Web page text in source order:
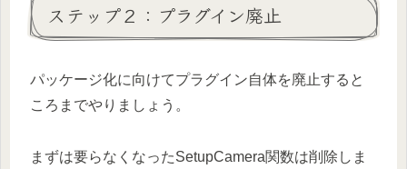
ステップ２：プラグイン廃止
パッケージ化に向けてプラグイン自体を廃止すると
ころまでやりましょう。
まずは要らなくなったSetupCamera関数は削除しま